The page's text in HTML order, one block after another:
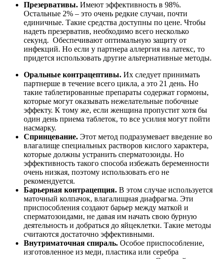
Презервативы. Имеют эффективность в 98%.
Остальные 2% – это очень редкие случаи, почти
единичные. Такие средства доступны по цене. Чтобы
надеть презерватив, необходимо всего несколько
секунд. Обеспечивают оптимальную защиту от
инфекций. Но если у партнера аллергия на латекс, то
придется использовать другие альтернативные методы.
Оральные контрацептивы. Их следует принимать
партнерше в течение всего цикла, а это 21 день. Но
такие таблетированные препараты содержат гормоны,
которые могут оказывать нежелательные побочные
эффекту. К тому же, если женщина пропустит хотя бы
один день приема таблеток, то все усилия могут пойти
насмарку.
Спринцевание. Этот метод подразумевает введение во
влагалище специальных растворов кислого характера,
которые должны устранить сперматозоиды. Но
эффективность такого способа избежать беременности
очень низкая, поэтому использовать его не
рекомендуется.
Барьерная контрацепция. В этом случае используется
маточный колпачок, влагалищная диафрагма. Эти
приспособления создают барьер между маткой и
сперматозоидами, не давая им начать свою бурную
деятельность и добраться до яйцеклетки. Такие методы
считаются достаточно эффективными.
Внутриматочная спираль. Особое приспособление,
изготовленное из меди, пластика или серебра